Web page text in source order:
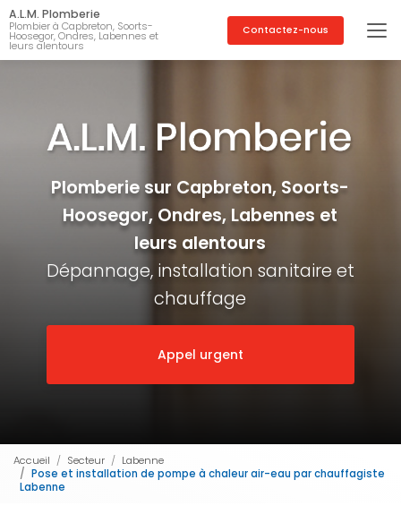
Aller
au
contenu
principal
A.L.M. Plomberie
Plombier à Capbreton, Soorts-
Hoosegor, Ondres, Labennes et
leurs alentours
Contactez-nous
Plomberie sur Capbreton, Soorts-
Hoosegor, Ondres, Labennes et
leurs alentours
Dépannage, installation sanitaire et
chauffage
Appel urgent
Accueil Secteur
Labenne
Pose et installation de pompe à chaleur air-eau par chauffagiste
Labenne